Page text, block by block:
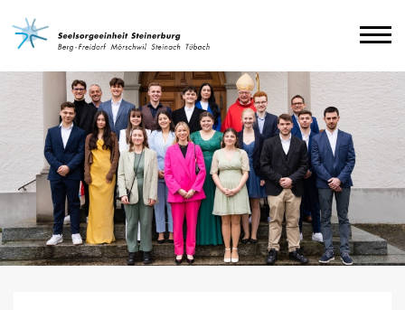
Agenda
Impressum